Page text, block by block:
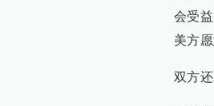
会受
美方
双方